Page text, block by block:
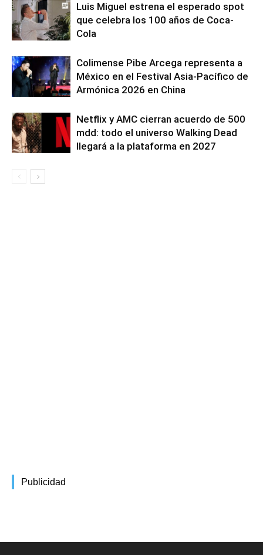
Luis Miguel estrena el esperado spot
que celebra los 100 años de Coca-
Cola
Colimense Pibe Arcega representa a
México en el Festival Asia-Pacífico de
Armónica 2026 en China
Netflix y AMC cierran acuerdo de 500
mdd: todo el universo Walking Dead
llegará a la plataforma en 2027
Publicidad